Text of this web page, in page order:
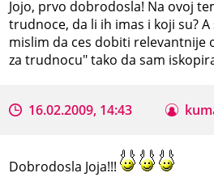
Jojo, prvo dobrodosla! Na ovoj
trudnoce, da li ih imas i koji su?
mislim da ces dobiti relevantnije
za trudnocu" tako da sam
16.02.2009, 14:43
Dobrodosla Joja!!!